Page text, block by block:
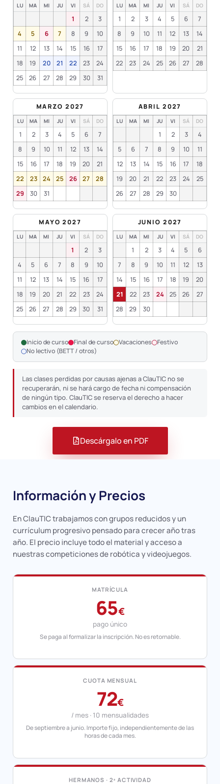
LU MA MI JU VI SÁ DO
1 2
3
4
5 6 7 8 9
10
11
12 13 14 15 16
17
18
19 20 21 22 23
24
25
26 27 28 29 30 31
LU MA MI JU VI SÁ DO
1 2 3 4 5 6
7
8
9 10 11 12 13
14
15
16 17 18 19 20
21
22
23 24 25 26 27 28
MARZO 2027
LU MA MI JU VI SÁ DO
1 2 3 4 5 6
7
8
9 10 11 12 13
14
15
16 17 18 19 20
21
22
23 24 25 26 27
28
29
30 31
ABRIL 2027
LU MA MI JU VI SÁ DO
1 2 3
4
5
6 7 8 9 10
11
12
13 14 15 16 17
18
19
20 21 22 23 24
25
26
27 28 29 30
MAYO 2027
LU MA MI JU VI SÁ DO
1 2
3
4
5 6 7 8 9
10
11
12 13 14 15 16
17
18
19 20 21 22 23
24
25
26 27 28 29 30 31
JUNIO 2027
LU MA MI JU VI SÁ DO
1 2 3 4 5
6
7
8 9 10 11 12
13
14
15 16 17 18 19
20
21
22 23 24 25 26
27
28
29 30
Inicio de curso Final de curso Vacaciones
Festivo
No lectivo (BETT / otros)
Las clases perdidas por causas ajenas a ClauTIC no se
recuperarán, ni se hará cargo de fecha ni compensación
de ningún tipo. ClauTIC se reserva el derecho a hacer
cambios en el calendario.
Descárgalo en PDF
Información y Precios
En ClauTIC trabajamos con grupos reducidos y un
currículum progresivo pensado para crecer año tras
año. El precio incluye todo el material y acceso a
nuestras competiciones de robótica y videojuegos.
MATRÍCULA
65€
pago único
Se paga al formalizar la inscripción. No es retornable.
CUOTA MENSUAL
72€
/ mes · 10 mensualidades
De septiembre a junio. Importe fijo, independientemente de las
horas de cada mes.
HERMANOS · 2ª ACTIVIDAD